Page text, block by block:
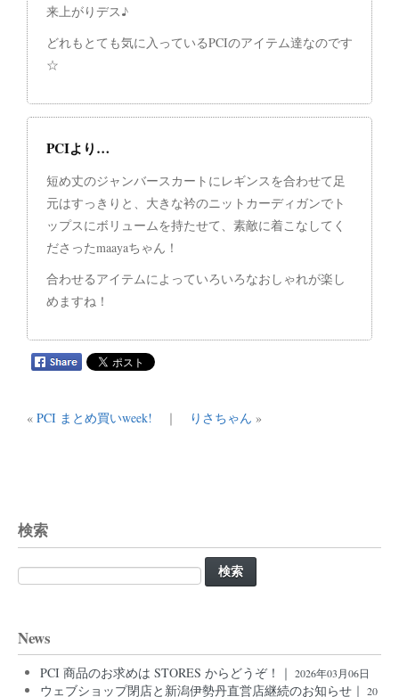
来上がりデス♪
どれもとても気に入っているPCIのアイテム達なのです
☆
PCIより…
短め丈のジャンバースカートにレギンスを合わせて足
元はすっきりと、大きな衿のニットカーディガンでト
ップスにボリュームを持たせて、素敵に着こなしてく
ださったmaayaちゃん！
合わせるアイテムによっていろいろなおしゃれが楽し
めますね！
« PCI まとめ買いweek! ｜ りさちゃん »
検索
検
索:
News
PCI 商品のお求めは STORES からどうぞ！｜ 2026年03月06日
ウェブショップ閉店と新潟伊勢丹直営店継続のお知らせ｜ 20